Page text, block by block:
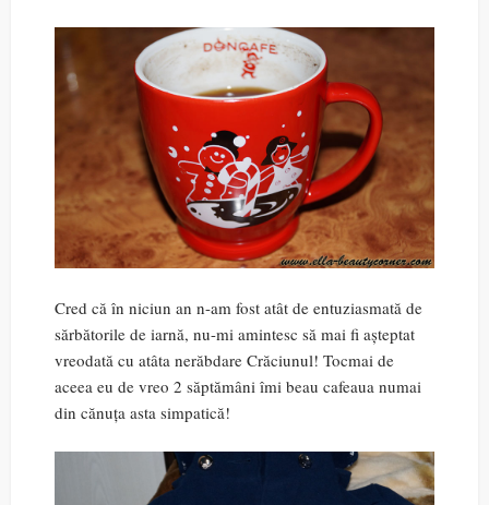
Cred că în niciun an n-am fost atât de entuziasmată de
sărbătorile de iarnă, nu-mi amintesc să mai fi așteptat
vreodată cu atâta nerăbdare Crăciunul! Tocmai de
aceea eu de vreo 2 săptămâni îmi beau cafeaua numai
din cănuța asta simpatică!